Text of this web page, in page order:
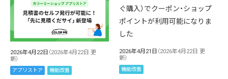
2026年4月22日 （2026年4月22日 更
新）
アプリストア 機能改善
2026年4月21日 （2026年4月22日 更
新）
機能改善